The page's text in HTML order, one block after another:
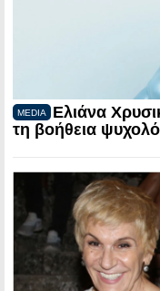
MEDIA
Ελιάνα
τη βοήθεια